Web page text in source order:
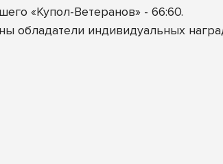
«Купол-Ветеранов» - 66:60.
обладатели индивидуальных